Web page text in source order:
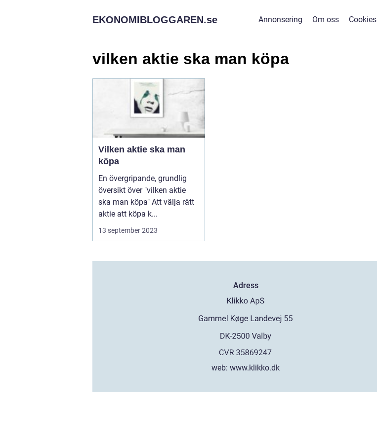
EKONOMIBLOGGAREN.se Annonsering Om oss Cookies
vilken aktie ska man köpa
Vilken aktie ska man
köpa
En övergripande, grundlig
översikt över "vilken aktie
ska man köpa" Att välja rätt
aktie att köpa k...
13 september 2023
Adress
web:www.klikko.dk